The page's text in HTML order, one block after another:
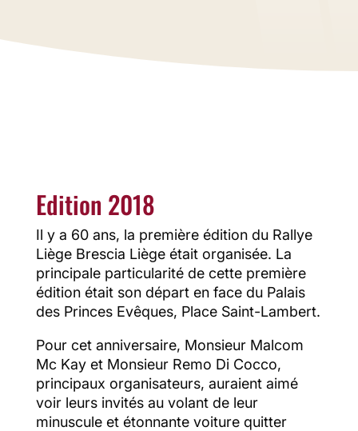
Edition 2018
Il y a 60 ans, la première édition du Rallye
Liège Brescia Liège était organisée. La
principale particularité de cette première
édition était son départ en face du Palais
des Princes Evêques, Place Saint-Lambert.
Pour cet anniversaire, Monsieur Malcom
Mc Kay et Monsieur Remo Di Cocco,
principaux organisateurs, auraient aimé
voir leurs invités au volant de leur
minuscule et étonnante voiture quitter